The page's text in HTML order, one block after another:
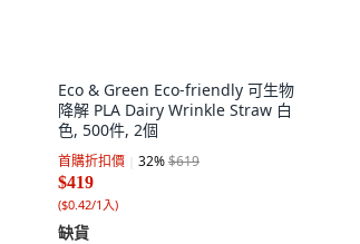
Eco & Green Eco-friendly 可生物
降解 PLA Dairy Wrinkle Straw 白
色, 500件, 2個
首購折扣價 32%$619
$419
($0.42/1入)
缺貨